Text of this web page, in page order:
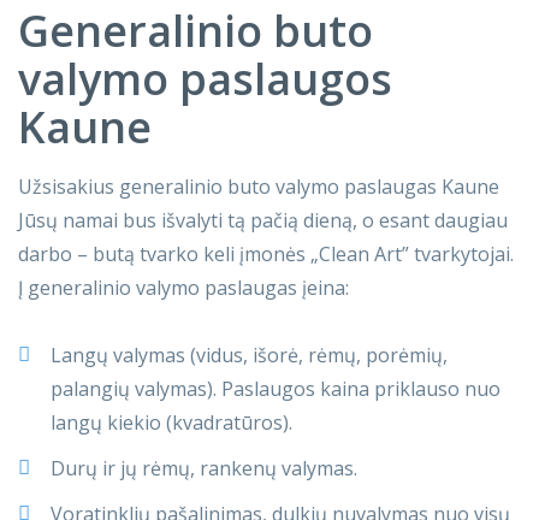
Generalinio buto
valymo paslaugos
Kaune
Užsisakius generalinio buto valymo paslaugas Kaune
Jūsų namai bus išvalyti tą pačią dieną, o esant daugiau
darbo – butą tvarko keli įmonės „Clean Art” tvarkytojai.
Į generalinio valymo paslaugas įeina:
Langų valymas (vidus, išorė, rėmų, porėmių,
palangių valymas). Paslaugos kaina priklauso nuo
langų kiekio (kvadratūros).
Durų ir jų rėmų, rankenų valymas.
Voratinklių pašalinimas, dulkių nuvalymas nuo visų